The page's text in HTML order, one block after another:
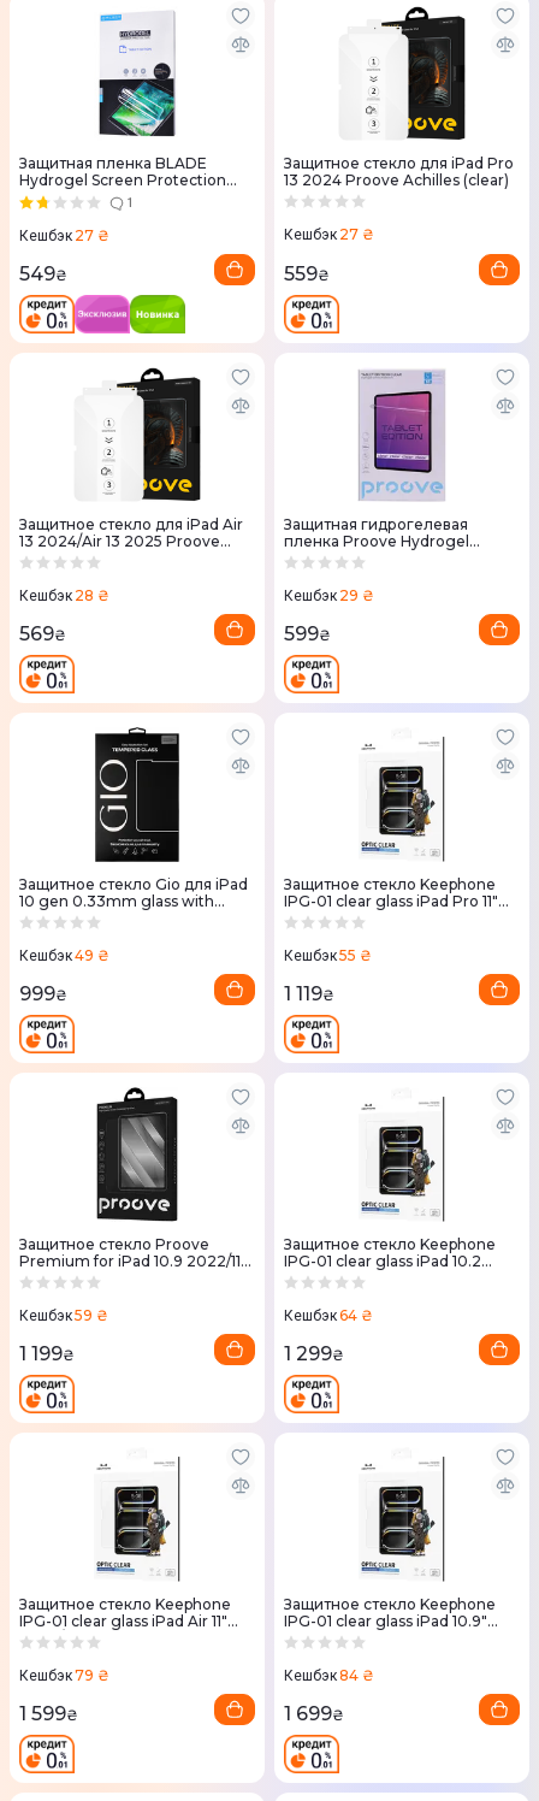
Защитная пленка BLADE
Hydrogel Screen Protection
TABLET EDITION 10
1
Кешбэк 27 ₴
549₴
Защитное стекло для iPad Pro
13 2024 Proove Achilles (clear)
Кешбэк 27 ₴
559₴
Защитное стекло для iPad Air
13 2024/Air 13 2025 Proove
Achilles (clear)
Кешбэк 28 ₴
569₴
Защитная гидрогелевая
пленка Proove Hydrogel
Screen Protection TABLET
Кешбэк 29 ₴
599₴
Защитное стекло Gio для iPad
10 gen 0.33mm glass with
applicator New
Кешбэк49 ₴
999₴
Защитное стекло Keephone
IPG-01 clear glass iPad Pro 11"
2024 (KPOPT24PRO11)
Кешбэк55 ₴
1 119₴
Защитное стекло Proove
Premium for iPad 10.9 2022/11
2025 (PGPPFI109000)
Кешбэк59 ₴
1 199₴
Защитное стекло Keephone
IPG-01 clear glass iPad 10.2
(KPOPT102)
Кешбэк64 ₴
1 299₴
Защитное стекло Keephone
IPG-01 clear glass iPad Air 11"
2024/2025 (KPOPT24AIR11)
Кешбэк79 ₴
1 599₴
Защитное стекло Keephone
IPG-01 clear glass iPad 10.9"
(KPOPT10109)
Кешбэк84 ₴
1 699₴